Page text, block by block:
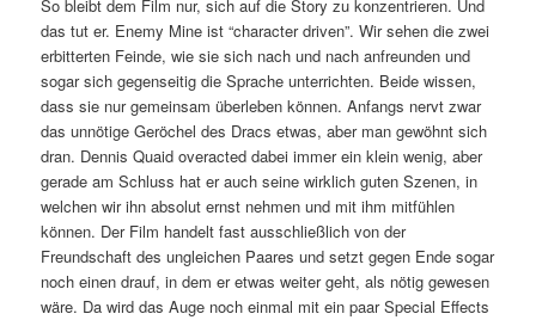
So bleibt dem Film nur, sich auf die Story zu konzentrieren. Und
das tut er. Enemy Mine ist “character driven”. Wir sehen die zwei
erbitterten Feinde, wie sie sich nach und nach anfreunden und
sogar sich gegenseitig die Sprache unterrichten. Beide wissen,
dass sie nur gemeinsam überleben können. Anfangs nervt zwar
das unnötige Geröchel des Dracs etwas, aber man gewöhnt sich
dran. Dennis Quaid overacted dabei immer ein klein wenig, aber
gerade am Schluss hat er auch seine wirklich guten Szenen, in
welchen wir ihn absolut ernst nehmen und mit ihm mitfühlen
können. Der Film handelt fast ausschließlich von der
Freundschaft des ungleichen Paares und setzt gegen Ende sogar
noch einen drauf, in dem er etwas weiter geht, als nötig gewesen
wäre. Da wird das Auge noch einmal mit ein paar Special Effects